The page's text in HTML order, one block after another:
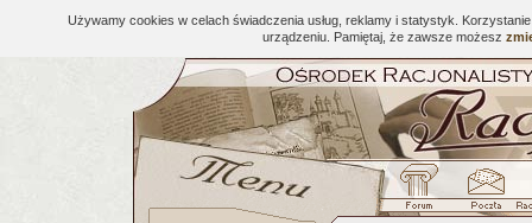
Używamy cookies w celach świadczenia usług, reklamy i statystyk.
urządzeniu. Pamiętaj, że zawsze możesz